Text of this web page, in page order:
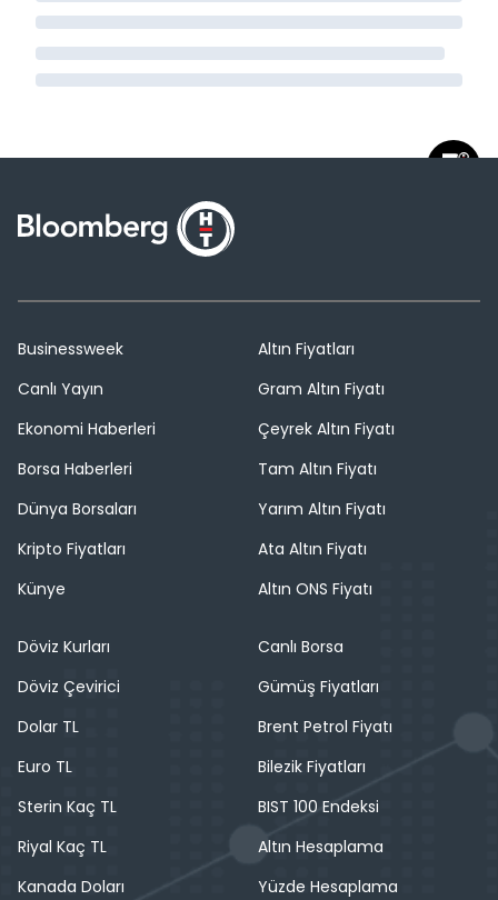
Businessweek
Canlı Yayın
Ekonomi Haberleri
Borsa Haberleri
Dünya Borsaları
Kripto Fiyatları
Künye
Altın Fiyatları
Gram Altın Fiyatı
Çeyrek Altın Fiyatı
Tam Altın Fiyatı
Yarım Altın Fiyatı
Ata Altın Fiyatı
Altın ONS Fiyatı
Döviz Kurları
Döviz Çevirici
Dolar TL
Euro TL
Sterin Kaç TL
Riyal Kaç TL
Kanada Doları
Canlı Borsa
Gümüş Fiyatları
Brent Petrol Fiyatı
Bilezik Fiyatları
BIST 100 Endeksi
Altın Hesaplama
Yüzde Hesaplama